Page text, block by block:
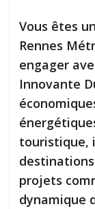
Vous êtes
Rennes
engager
Innovante
touristique,
projets
dynamique